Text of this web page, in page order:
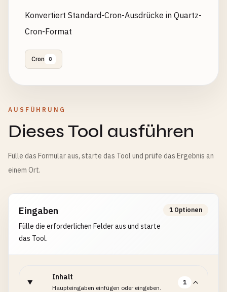
Konvertiert Standard-Cron-Ausdrücke in Quartz-
Cron-Format
Cron 8
AUSFÜHRUNG
Dieses Tool ausführen
Fülle das Formular aus, starte das Tool und prüfe das Ergebnis an
einem Ort.
Eingaben
Fülle die erforderlichen Felder aus und starte
das Tool.
1 Optionen
Inhalt
Haupteingaben einfügen oder eingeben.
1